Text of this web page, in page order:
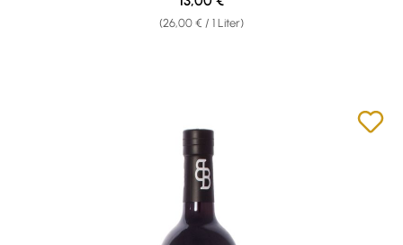
(26,00 € / 1 Liter)